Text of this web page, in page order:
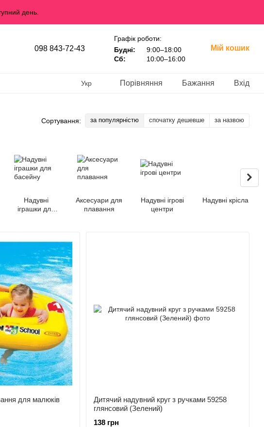
день.
098 843-72-43
Графік роботи:
Будні:
9:00–18:00
Сб:
10:00–16:00
Мій кошик
Укр Порівняння Бажання Вхід
Сортування: за популярністю спочатку дешевше за назвою
Надувні
іграшки для
Аксесуари для
плавання
Надувні ігрові
центри
Надувні крісла
для малюків
Дитячий надувний круг з ручками 59258
глянсовий (Зелений)
138 грн